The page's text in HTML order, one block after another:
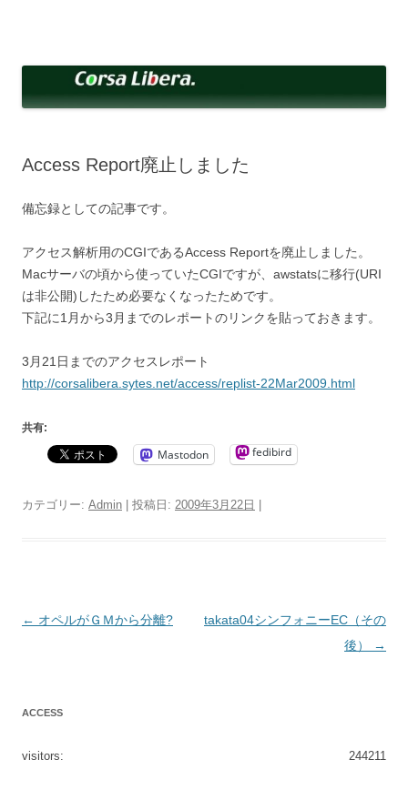
へ
ッ
Access Report廃止しました
備忘録としての記事です。
アクセス解析用のCGIであるAccess Reportを廃止しました。
Macサーバの頃から使っていたCGIですが、awstatsに移行(URI
は非公開)したため必要なくなったためです。
下記に1月から3月までのレポートのリンクを貼っておきます。
3月21日までのアクセスレポート
http://corsalibera.sytes.net/access/replist-22Mar2009.html
共有:
Mastodon fedibird
カテゴリー: Admin | 投稿日: 2009年3月22日 |
投
← オペルがＧＭから分離?
takata04シンフォニーEC（その
後）
→
ACCESS
244211
visitors: